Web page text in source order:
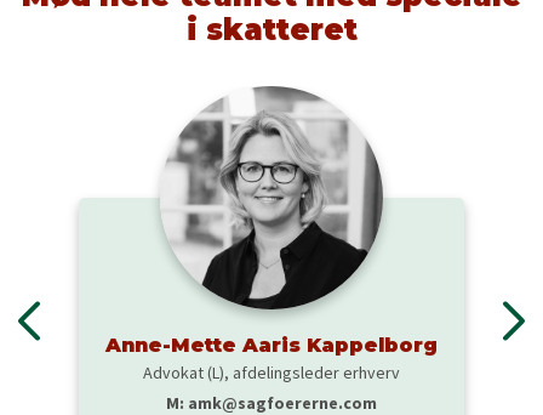
i skatteret
Anne-Mette Aaris Kappelborg
Advokat (L), afdelingsleder erhverv
M: amk@sagfoererne.com